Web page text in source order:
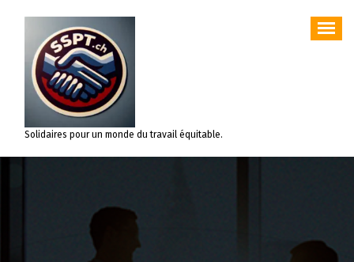
contenu
Solidaires pour un monde du travail équitable.